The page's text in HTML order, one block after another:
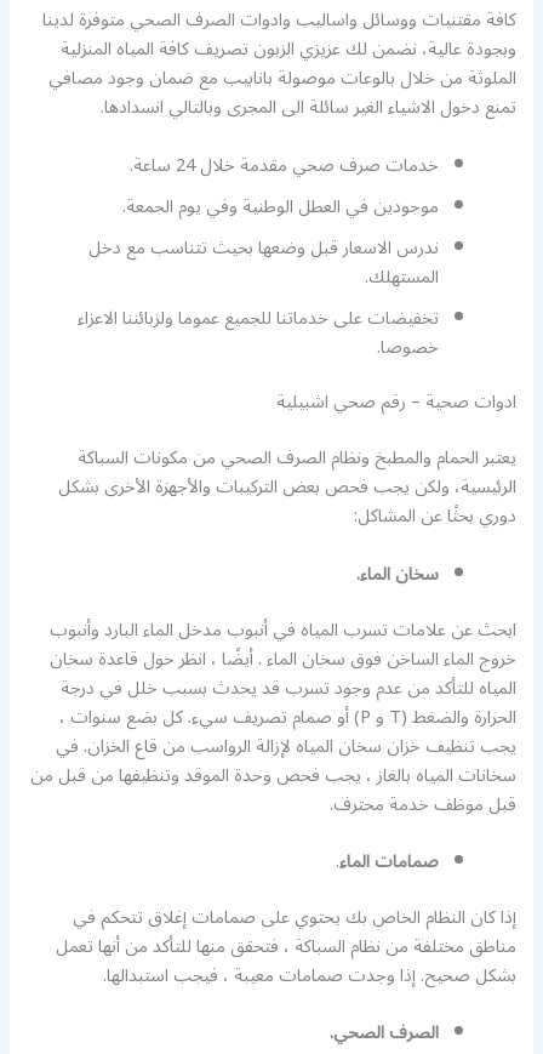
كافة مقتنيات ووسائل واساليب وادوات الصرف الصحي متوفرة لدينا
وبجودة عالية، نضمن لك عزيزي الزبون تصريف كافة المياه المنزلية
الملوثة من خلال بالوعات موصولة بانابيب مع ضمان وجود مصافي
تمنع دخول الاشياء الغير سائلة الى المجرى وبالتالي انسدادها.
خدمات صرف صحي مقدمة خلال 24 ساعة.
موجودين في العطل الوطنية وفي يوم الجمعة.
ندرس الاسعار قبل وضعها بحيث تتناسب مع دخل
المستهلك.
تخفيضات على خدماتنا للجميع عموما ولزبائننا الاعزاء
خصوصا.
ادوات صحية – رقم صحي اشبيلية
يعتبر الحمام والمطبخ ونظام الصرف الصحي من مكونات السباكة
الرئيسية، ولكن يجب فحص بعض التركيبات والأجهزة الأخرى بشكل
دوري بحثًا عن المشاكل:
سخان الماء.
ابحث عن علامات تسرب المياه في أنبوب مدخل الماء البارد وأنبوب
خروج الماء الساخن فوق سخان الماء . أيضًا ، انظر حول قاعدة سخان
المياه للتأكد من عدم وجود تسرب قد يحدث بسبب خلل في درجة
الحرارة والضغط (T و P) أو صمام تصريف سيء. كل بضع سنوات ،
يجب تنظيف خزان سخان المياه لإزالة الرواسب من قاع الخزان. في
سخانات المياه بالغاز ، يجب فحص وحدة الموقد وتنظيفها من قبل من
قبل موظف خدمة محترف.
صمامات الماء.
إذا كان النظام الخاص بك يحتوي على صمامات إغلاق تتحكم في
مناطق مختلفة من نظام السباكة ، فتحقق منها للتأكد من أنها تعمل
بشكل صحيح. إذا وجدت صمامات معيبة ، فيجب استبدالها.
الصرف الصحي.